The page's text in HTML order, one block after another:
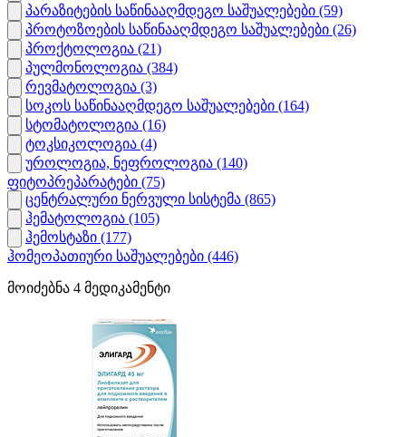
პარაზიტების საწინააღმდეგო საშუალებები (59)
პროტოზოების საწინააღმდეგო საშუალებები (26)
პროქტოლოგია (21)
პულმონოლოგია (384)
რევმატოლოგია (3)
სოკოს საწინააღმდეგო საშუალებები (164)
სტომატოლოგია (16)
ტოკსიკოლოგია (4)
უროლოგია, ნეფროლოგია (140)
ფიტოპრეპარატები (75)
ცენტრალური ნერვული სისტემა (865)
ჰემატოლოგია (105)
ჰემოსტაზი (177)
ჰომეოპათიური საშუალებები (446)
მოიძებნა 4 მედიკამენტი